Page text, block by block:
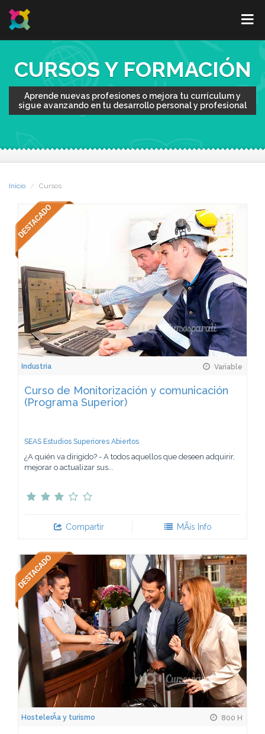
CURSOS Y FORMACIÓN
Aprende nuevas profesiones o mejora tu currículum y
sigue avanzando en tu desarrollo personal y profesional
Inicio Cursos
Industria Variable
Curso de Monitorización y comunicación
(Programa Superior)
SEAS Estudios Superiores Abiertos
¿A quién va dirigido? - A todos aquellos que deseen adquirir,
mejorar o actualizar sus...
Compartir MÃ¡s Info
HostelerÃ­a y turismo 800 H